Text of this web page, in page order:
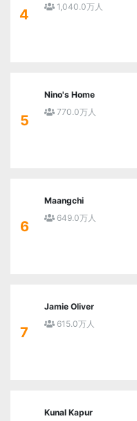
4
1,040.0万人
5
Nino's Home
770.0万人
6
Maangchi
649.0万人
7
Jamie Oliver
615.0万人
Kunal Kapur